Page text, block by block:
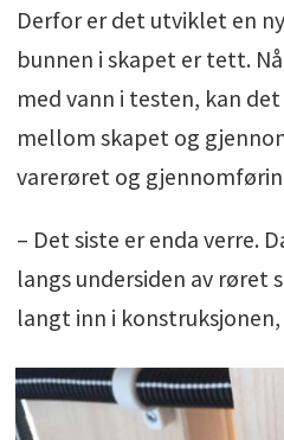
Derfor er det utviklet en
bunnen i skapet er tett.
med vann i testen, kan
mellom skapet og
varerøret og
– Det siste er enda verre.
langs undersiden av røret
langt inn i